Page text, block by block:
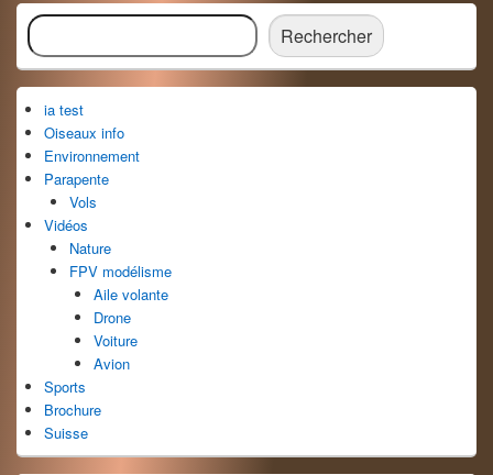
Zone
principale
de
widget
pour
la
barre
latérale
Rechercher Rechercher
ia test
Oiseaux info
Environnement
Parapente
Vols
Vidéos
Nature
FPV modélisme
Aile volante
Drone
Voiture
Avion
Sports
Brochure
Suisse